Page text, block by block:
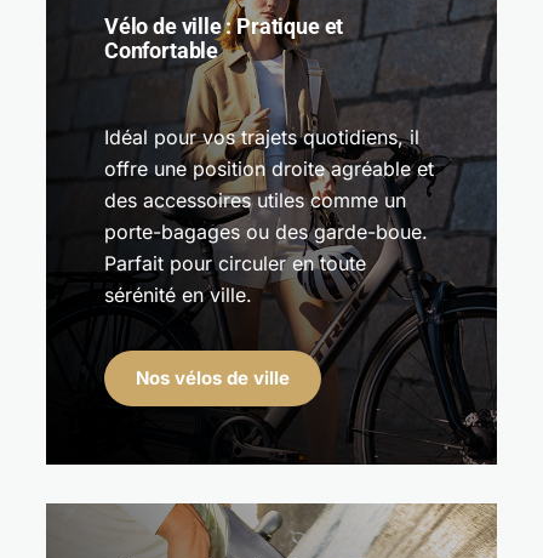
Vélo de ville : Pratique et
Confortable
Idéal pour vos trajets quotidiens, il
offre une position droite agréable et
des accessoires utiles comme un
porte-bagages ou des garde-boue.
Parfait pour circuler en toute
sérénité en ville.
Nos vélos de ville